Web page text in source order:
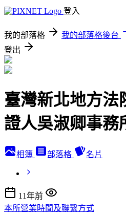
登入
我的部落格 我的部落格後台
登出
臺灣新北地方法
證人吳淑卿事務
相簿 部落格 名片
11年前
本所營業時間及聯繫方式